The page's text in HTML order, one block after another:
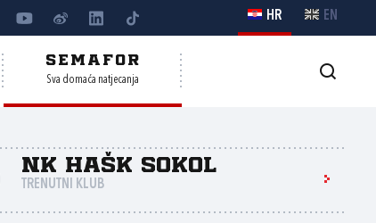
HR EN
SEMAFOR
Sva domaća natjecanja
NK HAŠK Sokol
TRENUTNI KLUB